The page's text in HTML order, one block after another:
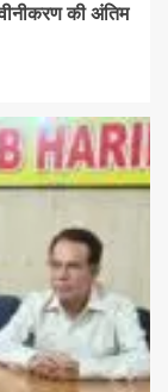
की अंतिम